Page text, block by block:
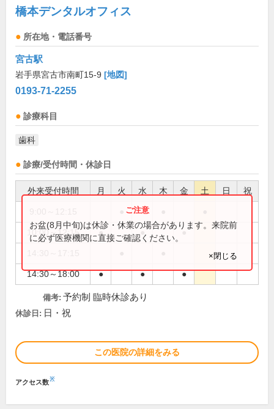
橋本デンタルオフィス
所在地・電話番号
宮古駅
岩手県宮古市南町15-9 [地図]
0193-71-2255
診療科目
歯科
診療/受付時間・休診日
外来受付時間 月 火 水 木 金 土 日 祝
10:00～12:15 ● ● ●
14:30～18:00 ● ● ●
お盆(8月中旬)は休診・休業の場合があります。来院前
に必ず医療機関に直接ご確認ください。
×閉じる
備考: 予約制 臨時休診あり
休診日: 日・祝
この医院の詳細をみる
アクセス数※